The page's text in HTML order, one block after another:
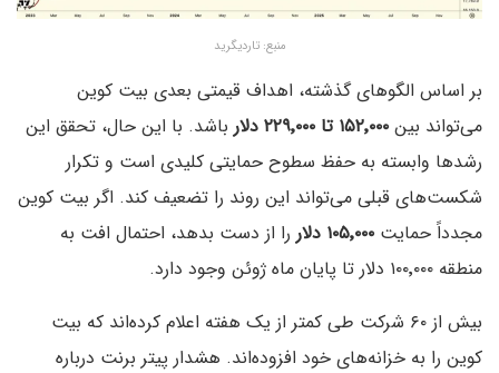
منبع: تاردیگرید
بر اساس الگوهای گذشته، اهداف قیمتی بعدی بیت کوین
می‌تواند بین ۱۵۲٬۰۰۰ تا ۲۲۹٬۰۰۰ دلار
باشد. با این حال، تحقق این
رشدها وابسته به حفظ سطوح حمایتی کلیدی است و تکرار
شکست‌های قبلی می‌تواند این روند را تضعیف کند. اگر بیت کوین
مجدداً حمایت
را از دست بدهد، احتمال افت به
منطقه ۱۰۰٬۰۰۰ دلار تا پایان ماه ژوئن وجود دارد.
بیش از ۶۰ شرکت طی کمتر از یک هفته اعلام کرده‌اند که بیت
کوین را به خزانه‌های خود افزوده‌اند. هشدار پیتر برنت درباره